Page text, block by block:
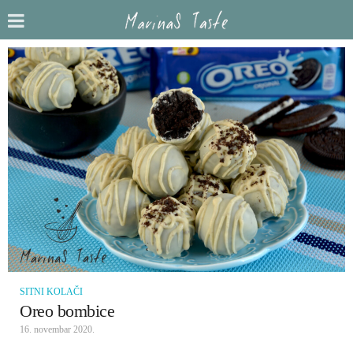
SITNI KOLAČI
Oreo bombice
16. novembar 2020.